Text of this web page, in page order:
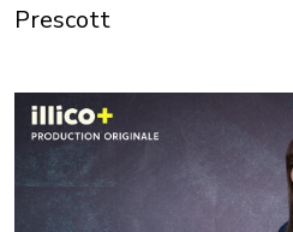
Prescott